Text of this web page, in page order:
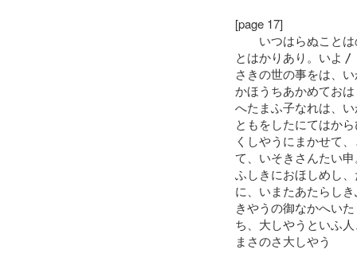
[page 17]
いつはらぬことは
とはかりあり。いよ
さきの世の事をは、
かほうちあかめてお
へたまふ子なれは、
ともをしたにてはか
くしやうにまかせて
て、いそきさんたい
ふしきにおほしめし
に、いまたあたらし
きやうの御なかへい
ち、大しやうといふ
まさのさ大しやう